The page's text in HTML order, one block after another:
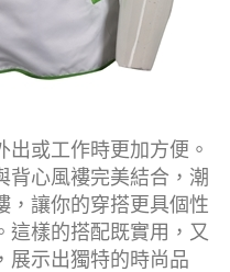
或工作時更加方便。
背心風褸完美結合，潮
，讓你的穿搭更具個性
這樣的搭配既實用，又
展示出獨特的時尚品